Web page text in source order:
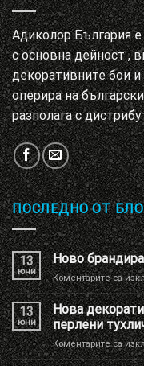
Адиколор България
с основна дейност ,
декоративните бои
оперира на
разполага с
ПОСЛЕДНО ОТ
13
юни
Ново
Коментарите са
13
юни
Нова
перлени
Коментарите са